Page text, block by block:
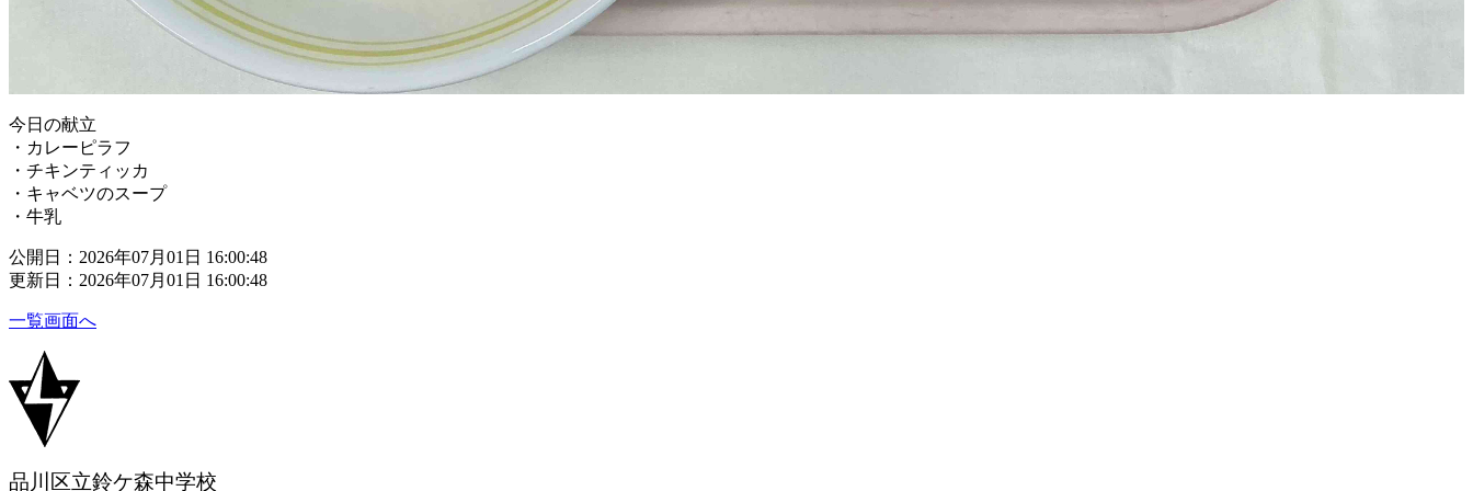
今日の献立
・カレーピラフ
・チキンティッカ
・キャベツのスープ
・牛乳
公開日：2026年07月01日 16:00:48
更新日：2026年07月01日 16:00:48
一覧画面へ
品川区立鈴ケ森中学校